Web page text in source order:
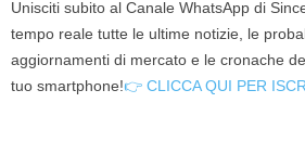
Unisciti subito al Canale WhatsApp di
tempo reale tutte le ultime notizie, le
aggiornamenti di mercato e le cronache
tuo smartphone!👉 CLICCA QUI PER